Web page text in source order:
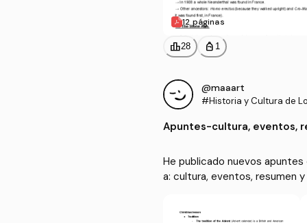
12 páginas
leaderboard28 personal_bag 1
@maaart
#Historia y Cultura de
Apuntes-cultura, eventos,
He publicado nuevos apuntes
a: cultura, eventos, resumen